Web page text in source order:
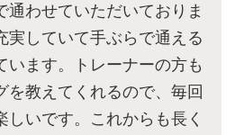
通わせていただいておりま
実していて手ぶらで通える
います。トレーナーの方も
を教えてくれるので、毎回
しいです。これからも長く